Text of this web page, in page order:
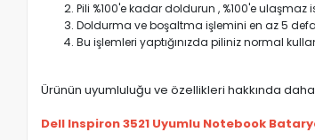
Pili %100'e kadar doldurun , %100'e ulaşmaz
Doldurma ve boşaltma işlemini en az 5
Bu işlemleri yaptığınızda piliniz normal
Ürünün uyumluluğu ve özellikleri hakkında
Dell Inspiron 3521 Uyumlu Notebook